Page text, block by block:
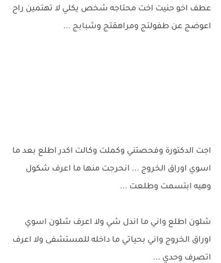
عطف اخو حنيت اخت محتاجه شخص يكلي لا تهتمين راح
اعوضج عن طفولتج ومراهقتج وشبابج ...
اجت الدكتورة وفحصتني وكملت وكالت اكدر اطلع بعد ما
اسوي اوراق الخروج ... انحرجت منها ما اعرف شكول
وهيه ابتسمت وطلعت ...
شلون اطلع واني ما اندل شي ولا اعرف شلون اسوي
اوراق الخروج واني بحياتي ما داخله للمستشفى ولا اعرف
اتصرف وحدي ...